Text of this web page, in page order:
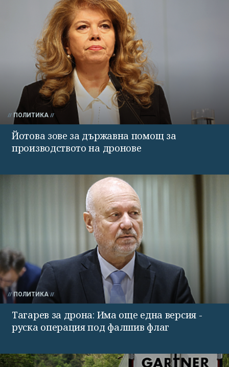
ПОЛИТИКА
Йотова зове за държавна помощ за
производството на дронове
ПОЛИТИКА
Тагарев за дрона: Има още една версия -
руска операция под фалшив флаг